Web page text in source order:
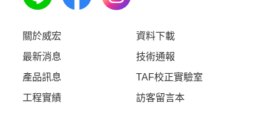
關於威宏
最新消息
產品訊息
工程實績
資料下載
技術通報
TAF校正實驗室
訪客留言本